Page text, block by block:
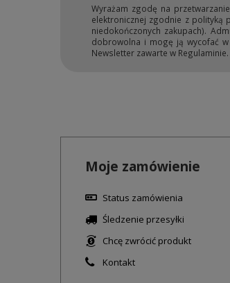
Wyrażam zgodę na
elektronicznej zgodnie z polityką
niedokończonych zakupach).
dobrowolna i mogę ją wycofać w
Newsletter zawarte w Regulaminie.
Moje zamówienie
Status zamówienia
Śledzenie przesyłki
Chcę zwrócić produkt
Kontakt